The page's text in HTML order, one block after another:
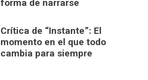
forma de narrarse
Crítica de “Instante”: El
momento en el que todo
cambia para siempre